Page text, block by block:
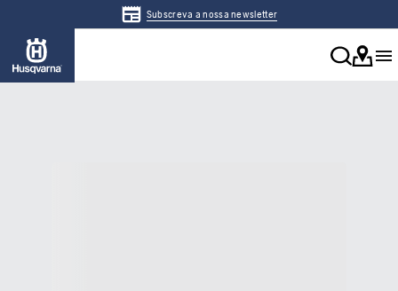
Subscreva a nossa newsletter